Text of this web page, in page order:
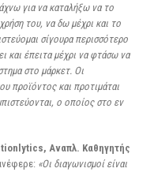
για να καταλήξω να το
του, να δω μέχρι και το
σίγουρα περισσότερο
και έπειτα μέχρι να φτάσω να
στο μάρκετ. Οι
προϊόντος και προτιμάται
ο οποίος στο εν
Αναπλ. Καθηγητής
«Οι διαγωνισμοί είναι